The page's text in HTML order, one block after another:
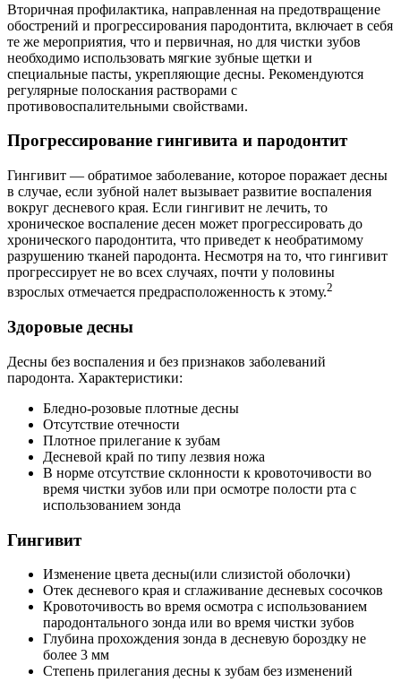
Вторичная профилактика, направленная на предотвращение
обострений и прогрессирования пародонтита, включает в себя
те же мероприятия, что и первичная, но для чистки зубов
необходимо использовать мягкие зубные щетки и
специальные пасты, укрепляющие десны. Рекомендуются
регулярные полоскания растворами с
противовоспалительными свойствами.
Прогрессирование гингивита и пародонтит
Гингивит — обратимое заболевание, которое поражает десны
в случае, если зубной налет вызывает развитие воспаления
вокруг десневого края. Если гингивит не лечить, то
хроническое воспаление десен может прогрессировать до
хронического пародонтита, что приведет к необратимому
разрушению тканей пародонта. Несмотря на то, что гингивит
прогрессирует не во всех случаях, почти у половины
взрослых отмечается предрасположенность к этому.2
Здоровые десны
Десны без воспаления и без признаков заболеваний
пародонта. Характеристики:
Бледно-розовые плотные десны
Отсутствие отечности
Плотное прилегание к зубам
Десневой край по типу лезвия ножа
В норме отсутствие склонности к кровоточивости во
время чистки зубов или при осмотре полости рта с
использованием зонда
Гингивит
Изменение цвета десны(или слизистой оболочки)
Отек десневого края и сглаживание десневых сосочков
Кровоточивость во время осмотра с использованием
пародонтального зонда или во время чистки зубов
Глубина прохождения зонда в десневую бороздку не
более 3 мм
Степень прилегания десны к зубам без изменений